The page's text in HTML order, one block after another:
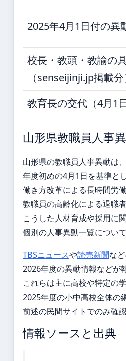
2025年4月1日付の異
校長・教頭・教諭の
（senseijinji.jp掲載分
教育長の交代（4月1日
山形県教職員人事
山形県の教職員人事異動は
年度初めの4月1日を基準と
働き方改革による長時間労
教職員の高齢化による退職
こうした人材育成や採用に
個別の人事異動一覧につい
TBSニュースや読売新聞な
2026年度の異動情報などが
これらは主に高校や特定の
2025年度の小中高校全体の
前述の民間サイトでのみ確
情報ソースと出典